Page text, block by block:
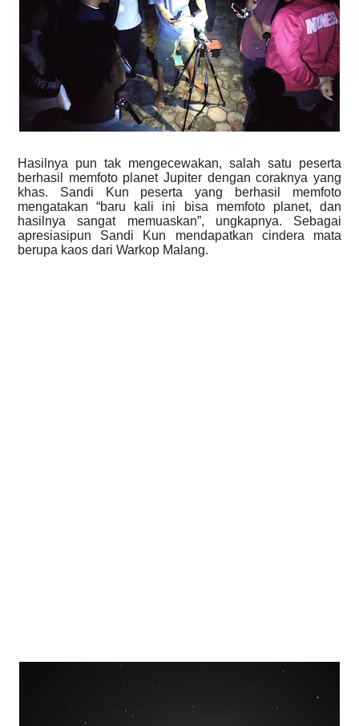
Hasilnya pun tak mengecewakan, salah satu peserta
berhasil memfoto planet Jupiter dengan coraknya yang
khas. Sandi Kun peserta yang berhasil memfoto
mengatakan “baru kali ini bisa memfoto planet, dan
hasilnya sangat memuaskan”, ungkapnya. Sebagai
apresiasipun Sandi Kun mendapatkan cindera mata
berupa kaos dari Warkop Malang.